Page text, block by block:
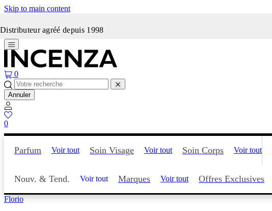
Skip to main content
Distributeur agréé depuis 1998Incenza fait peau neuve
0
Annuler
0
Parfum Voir tout Soin Visage Voir tout Soin Corps Voir tout
Nouv. & Tend. Voir tout Marques Voir tout Offres Exclusives
Florio